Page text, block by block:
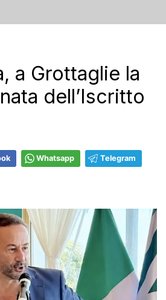
a Grottaglie la
dell’Iscritto
Whatsapp Telegram